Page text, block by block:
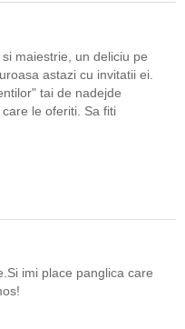
maiestrie, un deliciu pe
astazi cu invitatii ei.
tai de nadejde
le oferiti. Sa fiti
imi place panglica care